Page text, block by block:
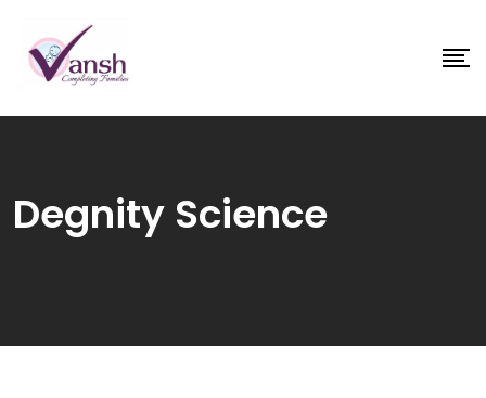
Degnity Science